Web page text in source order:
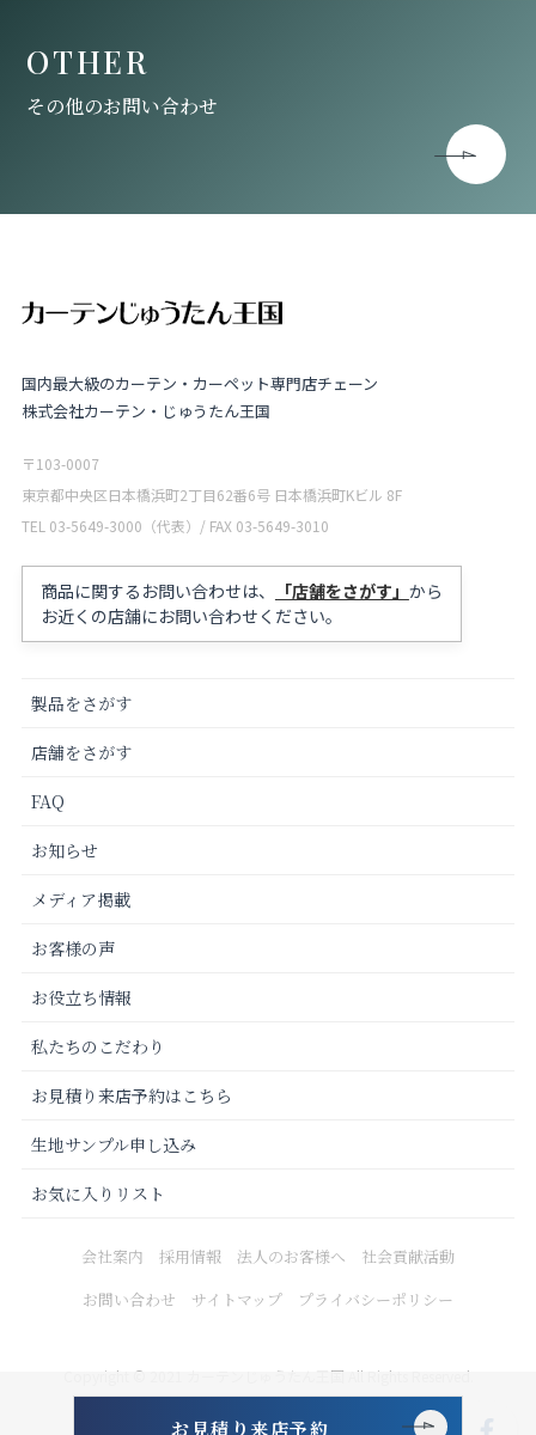
お見積り来店予約
OTHER
その他のお問い合わせ
国内最大級のカーテン・カーペット専門店チェーン
株式会社カーテン・じゅうたん王国
〒103-0007
東京都中央区日本橋浜町2丁目62番6号 日本橋浜町Kビル 8F
TEL 03-5649-3000（代表）/ FAX 03-5649-3010
商品に関するお問い合わせは、 「店舗をさがす」 から
お近くの店舗にお問い合わせください。
製品をさがす
店舗をさがす
FAQ
お知らせ
メディア掲載
お客様の声
お役立ち情報
私たちのこだわり
お見積り来店予約はこちら
生地サンプル申し込み
お気に入りリスト
会社案内 採用情報 法人のお客様へ
社会貢献活動
お問い合わせ
サイトマップ プライバシーポリシー
Copyright © 2021 カーテンじゅうたん王国 All Rights Reserved.